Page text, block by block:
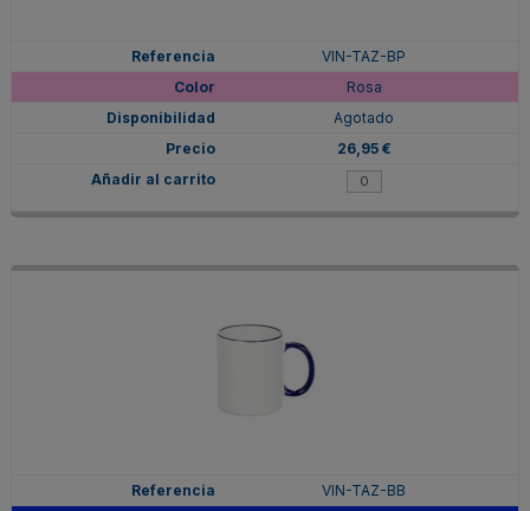
VIN-TAZ-BP
Rosa
Agotado
26,95 €
VIN-TAZ-BB